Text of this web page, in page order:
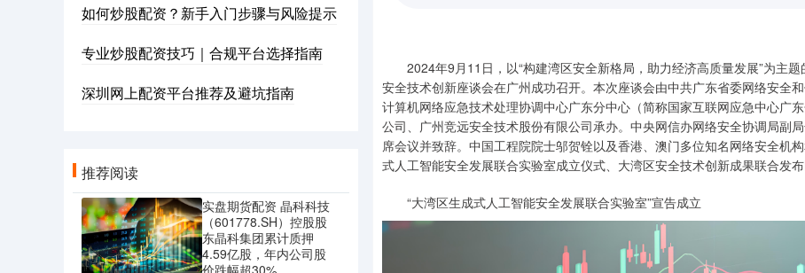
2024年9月11日，以“构建湾区安全新格局，助力经济高质量发展”为主
安全技术创新座谈会在广州成功召开。本次座谈会由中共广东省委网络安全
计算机网络应急技术处理协调中心广东分中心（简称国家互联网应急中心广
公司、广州竞远安全技术股份有限公司承办。中央网信办网络安全协调局副
席会议并致辞。中国工程院院士邬贺铨以及香港、澳门多位知名网络安全机
式人工智能安全发展联合实验室成立仪式、大湾区安全技术创新成果联合发
“大湾区生成式人工智能安全发展联合实验室”宣告成立
如何炒股配资？新手入门步骤与风险提示
专业炒股配资技巧｜合规平台选择指南
深圳网上配资平台推荐及避坑指南
推荐阅读
实盘期货配资 晶科科技
（601778.SH）控股股
东晶科集团累计质押
4.59亿股，年内公司股
价跌幅超30%